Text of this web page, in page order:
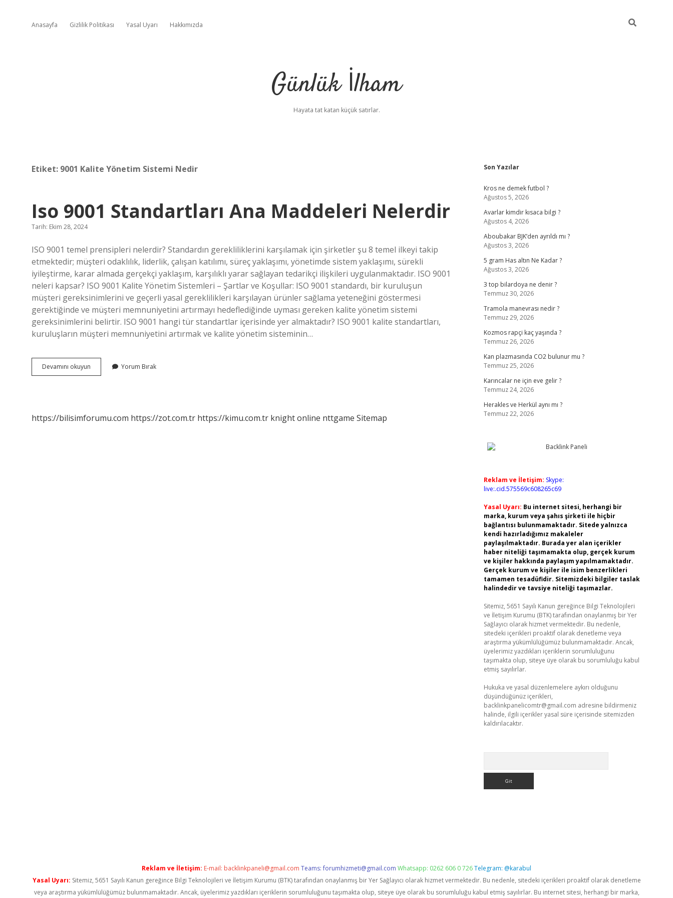
Anasayfa Gizlilik Politikası Yasal Uyarı Hakkımızda
Günlük İlham
Hayata tat katan küçük satırlar.
Etiket: 9001 Kalite Yönetim Sistemi Nedir
Iso 9001 Standartları Ana Maddeleri Nelerdir
Tarih: Ekim 28, 2024
ISO 9001 temel prensipleri nelerdir? Standardın gerekliliklerini karşılamak için şirketler şu 8 temel ilkeyi takip
etmektedir; müşteri odaklılık, liderlik, çalışan katılımı, süreç yaklaşımı, yönetimde sistem yaklaşımı, sürekli
iyileştirme, karar almada gerçekçi yaklaşım, karşılıklı yarar sağlayan tedarikçi ilişkileri uygulanmaktadır. ISO 9001
neleri kapsar? ISO 9001 Kalite Yönetim Sistemleri – Şartlar ve Koşullar: ISO 9001 standardı, bir kuruluşun
müşteri gereksinimlerini ve geçerli yasal gereklilikleri karşılayan ürünler sağlama yeteneğini göstermesi
gerektiğinde ve müşteri memnuniyetini artırmayı hedeflediğinde uyması gereken kalite yönetim sistemi
gereksinimlerini belirtir. ISO 9001 hangi tür standartlar içerisinde yer almaktadır? ISO 9001 kalite standartları,
kuruluşların müşteri memnuniyetini artırmak ve kalite yönetim sisteminin…
Devamını okuyun
9001
Yorum Bırak
https://bilisimforumu.com https://zot.com.tr https://kimu.com.tr knight online nttgame Sitemap
Sidebar
Son Yazılar
Kros ne demek futbol ?
Ağustos 5, 2026
Avarlar kimdir kısaca bilgi ?
Ağustos 4, 2026
Aboubakar BJK’den ayrıldı mı ?
Ağustos 3, 2026
5 gram Has altın Ne Kadar ?
Ağustos 3, 2026
3 top bilardoya ne denir ?
Temmuz 30, 2026
Tramola manevrası nedir ?
Temmuz 29, 2026
Kozmos rapçi kaç yaşında ?
Temmuz 26, 2026
Kan plazmasında CO2 bulunur mu ?
Temmuz 25, 2026
Karıncalar ne için eve gelir ?
Temmuz 24, 2026
Herakles ve Herkül aynı mı ?
Temmuz 22, 2026
Reklam ve İletişim: Skype:
live:.cid.575569c608265c69
Yasal Uyarı: Bu internet sitesi, herhangi bir
marka, kurum veya şahıs şirketi ile hiçbir
bağlantısı bulunmamaktadır. Sitede yalnızca
kendi hazırladığımız makaleler
paylaşılmaktadır. Burada yer alan içerikler
haber niteliği taşımamakta olup, gerçek kurum
ve kişiler hakkında paylaşım yapılmamaktadır.
Gerçek kurum ve kişiler ile isim benzerlikleri
tamamen tesadüfidir. Sitemizdeki bilgiler taslak
halindedir ve tavsiye niteliği taşımazlar.
Sitemiz, 5651 Sayılı Kanun gereğince Bilgi Teknolojileri
ve İletişim Kurumu (BTK) tarafından onaylanmış bir Yer
Sağlayıcı olarak hizmet vermektedir. Bu nedenle,
sitedeki içerikleri proaktif olarak denetleme veya
araştırma yükümlülüğümüz bulunmamaktadır. Ancak,
üyelerimiz yazdıkları içeriklerin sorumluluğunu
taşımakta olup, siteye üye olarak bu sorumluluğu kabul
etmiş sayılırlar.
Hukuka ve yasal düzenlemelere aykırı olduğunu
düşündüğünüz içerikleri,
backlinkpanelicomtr@gmail.com adresine bildirmeniz
halinde, ilgili içerikler yasal süre içerisinde sitemizden
kaldırılacaktır.
Reklam ve İletişim: E-mail: backlinkpaneli@gmail.com Teams:forumhizmeti@gmail.com Whatsapp: 0262 606 0 726Telegram: @karabul
Yasal Uyarı: Sitemiz, 5651 Sayılı Kanun gereğince Bilgi Teknolojileri ve İletişim Kurumu (BTK) tarafından onaylanmış bir Yer Sağlayıcı olarak hizmet vermektedir. Bu nedenle, sitedeki içerikleri proaktif olarak denetleme
veya araştırma yükümlülüğümüz bulunmamaktadır. Ancak, üyelerimiz yazdıkları içeriklerin sorumluluğunu taşımakta olup, siteye üye olarak bu sorumluluğu kabul etmiş sayılırlar. Bu internet sitesi, herhangi bir marka,